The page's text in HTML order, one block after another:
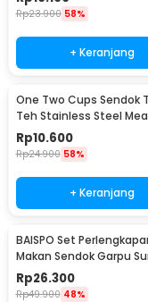
Rp23.900 58%
+ Keranjang
One Two Cups Sendok
Teh Stainless Steel
Spoon 5 PCS - S301
Rp10.600
Rp24.900 58%
+ Keranjang
BAISPO Set
Makan Sendok Garpu
Bambu Cutlery Set
EA025
Rp26.300
Rp49.900 48%